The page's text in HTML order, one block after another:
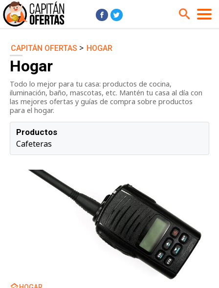
Audio y Música
Cine y Series
Deportes
Financiero
Hogar
Hoteles
Jardín
Libros
Móviles
Ordenadores
Tablets
TV
Vuelos
CAPITÁN OFERTAS > HOGAR
Hogar
Todo lo mejor para tu casa: productos de cocina,
iluminación, baño, mascotas, etc. Mantén tu casa al día con
las mejores ofertas y guías de compra sobre productos
para el hogar.
Productos
Cafeteras